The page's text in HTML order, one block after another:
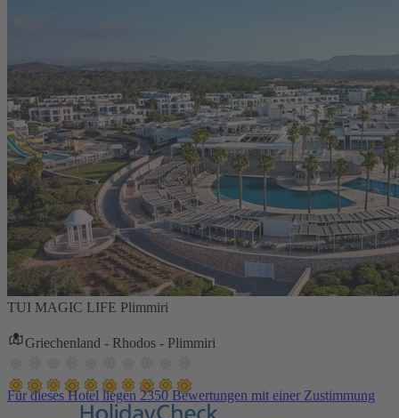
TUI MAGIC LIFE Plimmiri
Griechenland - Rhodos - Plimmiri
Für dieses Hotel liegen 2350 Bewertungen mit einer Zustimmung